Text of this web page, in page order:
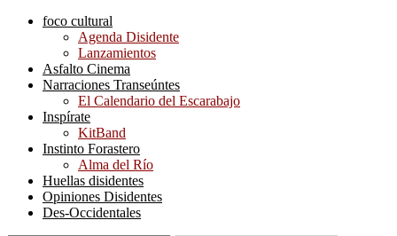
foco cultural
Agenda Disidente
Lanzamientos
Asfalto Cinema
Narraciones Transeúntes
El Calendario del Escarabajo
Inspírate
KitBand
Instinto Forastero
Alma del Río
Huellas disidentes
Opiniones Disidentes
Des-Occidentales